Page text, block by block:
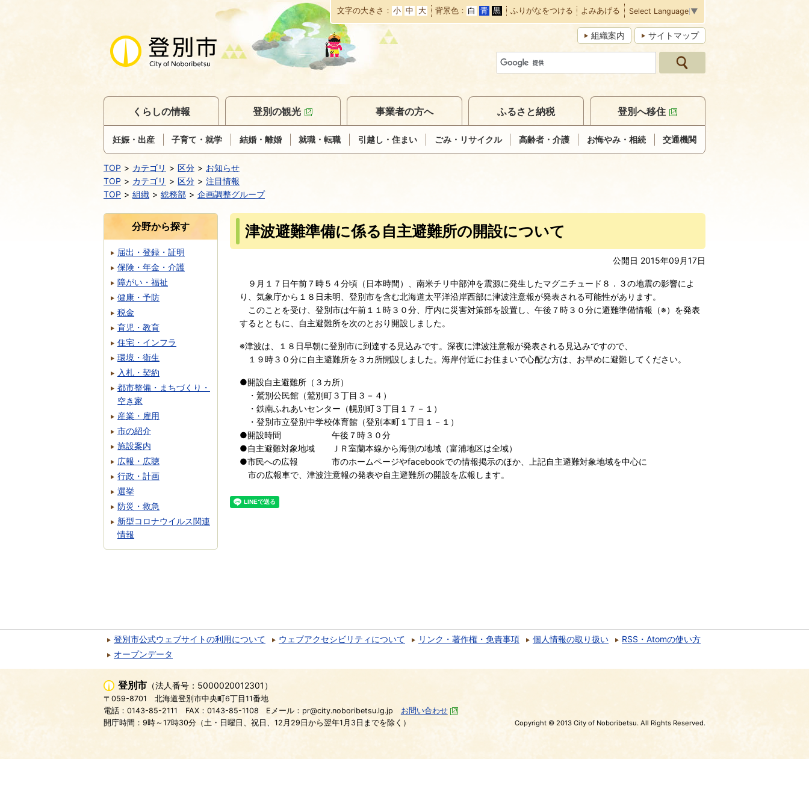
本
文
へ
移
動
文字の大きさ 小 中 大 背景色 白 青 黒 ふりがなをつける よみあげる Select Language ▼
組織案内 サイトマップ
くらしの情報
妊娠・出産 子育て・就学 結婚・離婚 就職・転職 引越し・住まい ごみ・リサイクル 高齢者・介護 お悔やみ・相続 交通機関
登別の観光 事業者の方へ ふるさと納税 登別へ移住
TOP カテゴリ 区分
お知らせ
TOP
カテゴリ 区分
注目情報
TOP
組織 総務部 企画調整グループ
津波避難準備に係る自主避難所の開設について
公開日 2015年09月17日
９月１７日午前７時５４分頃（日本時間）、南米チリ中部沖を震源に発生したマグニチュード８．３の地震の影響によ
り、気象庁から１８日未明、登別市を含む北海道太平洋沿岸西部に津波注意報が発表される可能性があります。
このことを受け、登別市は午前１１時３０分、庁内に災害対策部を設置し、午後７時３０分に避難準備情報（※）を発表
するとともに、自主避難所を次のとおり開設しました。
※津波は、１８日早朝に登別市に到達する見込みです。深夜に津波注意報が発表される見込みですので、
１９時３０分に自主避難所を３カ所開設しました。海岸付近にお住まいで心配な方は、お早めに避難してください。
●開設自主避難所（３カ所）
・鷲別公民館（鷲別町３丁目３－４）
・鉄南ふれあいセンター（幌別町３丁目１７－１）
・登別市立登別中学校体育館（登別本町１丁目１－１）
●開設時間 午後７時３０分
●自主避難対象地域 ＪＲ室蘭本線から海側の地域（富浦地区は全域）
●市民への広報 市のホームページやfacebookでの情報掲示のほか、上記自主避難対象地域を中心に
市の広報車で、津波注意報の発表や自主避難所の開設を広報します。
分野から探す
届出・登録・証明
保険・年金・介護
障がい・福祉
健康・予防
税金
育児・教育
住宅・インフラ
環境・衛生
入札・契約
都市整備・まちづくり・
空き家
産業・雇用
市の紹介
施設案内
広報・広聴
行政・計画
選挙
防災・救急
新型コロナウイルス関連
情報
登別市公式ウェブサイトの利用について ウェブアクセシビリティについて リンク・著作権・免責事項 個人情報の取り扱い
RSS・Atomの使い方
オープンデータ
登別市 （法人番号：5000020012301）
〒059-8701
北海道登別市中央町6丁目11番地
電話：0143-85-2111
FAX：0143-85-1108 Eメール：pr@city.noboribetsu.lg.jp
お問い合わせ
開庁時間：9時～17時30分（土・日曜日、祝日、12月29日から翌年1月3日までを除く）
Copyright © 2013 City of Noboribetsu. All Rights Reserved.